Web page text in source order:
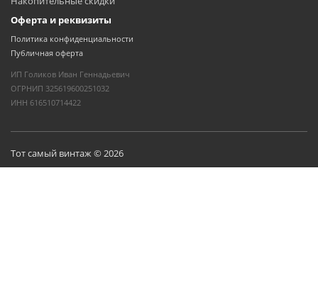
Оферта и реквизиты
Политика конфиденциальности
Публичная оферта
ИП Голиков Иван Геннадьевич
ОГРНИП 325619600251032
ИНН 616510714422
Тот самый винтаж © 2026